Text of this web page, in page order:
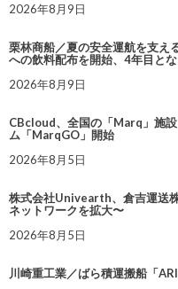
2026年8月9日
栗林商船／夏の安全運航を支え
への飲料配布を開始、4年目と
2026年8月9日
CBcloud、全国の「Marq」施
ム「MarqGO」開始
2026年8月5日
株式会社Univearth、倉吉運送
ネットワークを拡大〜
2026年8月5日
川崎重工業／ばら積運搬船「